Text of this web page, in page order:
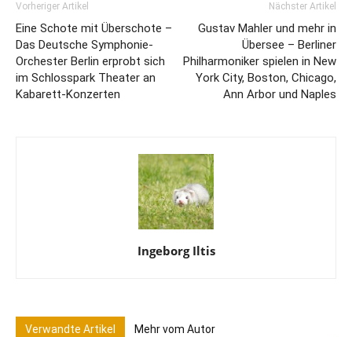
Vorheriger Artikel
Eine Schote mit Überschote –
Das Deutsche Symphonie-
Orchester Berlin erprobt sich
im Schlosspark Theater an
Kabarett-Konzerten
Nächster Artikel
Gustav Mahler und mehr in
Übersee – Berliner
Philharmoniker spielen in New
York City, Boston, Chicago,
Ann Arbor und Naples
Ingeborg Iltis
Verwandte Artikel Mehr vom Autor